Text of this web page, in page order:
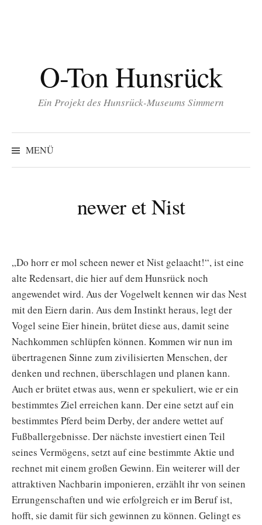
O-Ton Hunsrück
Ein Projekt des Hunsrück-Museums Simmern
MENÜ
Suchen
newer et Nist
„Do horr er mol scheen newer et Nist gelaacht!“, ist eine
alte Redensart, die hier auf dem Hunsrück noch
angewendet wird. Aus der Vogelwelt kennen wir das Nest
mit den Eiern darin. Aus dem Instinkt heraus, legt der
Vogel seine Eier hinein, brütet diese aus, damit seine
Nachkommen schlüpfen können. Kommen wir nun im
übertragenen Sinne zum zivilisierten Menschen, der
denken und rechnen, überschlagen und planen kann.
Auch er brütet etwas aus, wenn er spekuliert, wie er ein
bestimmtes Ziel erreichen kann. Der eine setzt auf ein
bestimmtes Pferd beim Derby, der andere wettet auf
Fußballergebnisse. Der nächste investiert einen Teil
seines Vermögens, setzt auf eine bestimmte Aktie und
rechnet mit einem großen Gewinn. Ein weiterer will der
attraktiven Nachbarin imponieren, erzählt ihr von seinen
Errungenschaften und wie erfolgreich er im Beruf ist,
hofft, sie damit für sich gewinnen zu können. Gelingt es